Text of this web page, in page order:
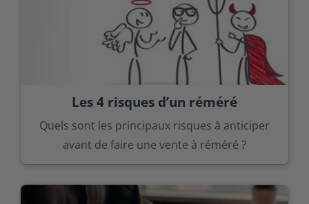
Les 4 risques d’un réméré
Quels sont les principaux risques à anticiper
avant de faire une vente à réméré ?